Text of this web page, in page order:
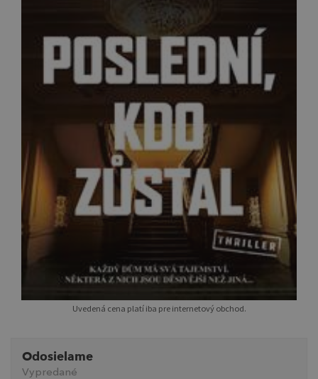
Uvedená cena platí iba pre internetový obchod.
Odosielame
Vypredané